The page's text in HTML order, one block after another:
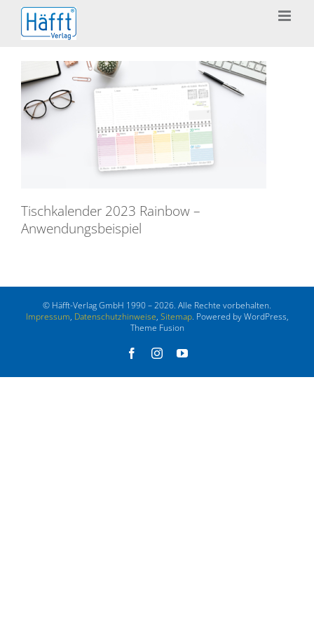
Zum
Inhalt
springen
Tischkalender 2023 Rainbow –
Anwendungsbeispiel
© Häfft-Verlag GmbH 1990 – 2026. Alle Rechte vorbehalten.
Impressum, Datenschutzhinweise, Sitemap. Powered by WordPress,
Theme Fusion
FacebookInstagramYouTube